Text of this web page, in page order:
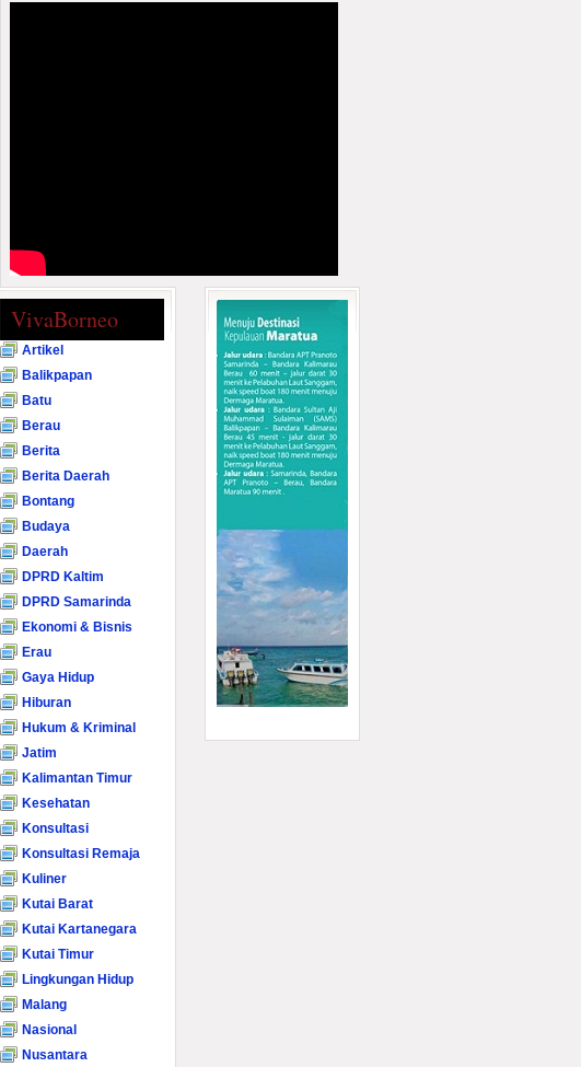
VivaBorneo
Artikel
Balikpapan
Batu
Berau
Berita
Berita Daerah
Bontang
Budaya
Daerah
DPRD Kaltim
DPRD Samarinda
Ekonomi & Bisnis
Erau
Gaya Hidup
Hiburan
Hukum & Kriminal
Jatim
Kalimantan Timur
Kesehatan
Konsultasi
Konsultasi Remaja
Kuliner
Kutai Barat
Kutai Kartanegara
Kutai Timur
Lingkungan Hidup
Malang
Nasional
Nusantara